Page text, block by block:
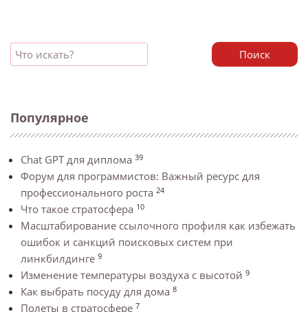
Поиск
Популярное
Chat GPT для диплома 39
Форум для программистов: Важный ресурс для
профессионального роста 24
Что такое стратосфера 10
Масштабирование ссылочного профиля как избежать
ошибок и санкций поисковых систем при
линкбилдинге 9
Изменение температуры воздуха с высотой 9
Как выбрать посуду для дома 8
Полеты в стратосфере 7